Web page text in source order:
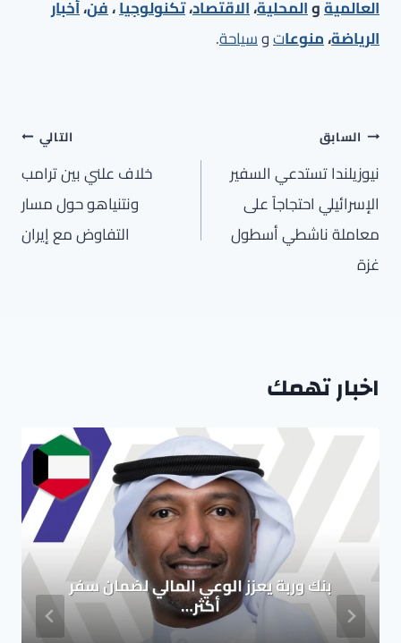
العالميةوالمحلية،الاقتصاد،تكنولوجيا،فن،أخبار
الرياضة،منوعاتوسياحة.
تصفّح
المقالات
السابق
نيوزيلندا تستدعي السفير
الإسرائيلي احتجاجاً على
معاملة ناشطي أسطول
غزة
التالي
خلاف علني بين ترامب
ونتنياهو حول مسار
التفاوض مع إيران
اخبار تهمك